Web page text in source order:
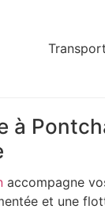
à
accompagne
et une